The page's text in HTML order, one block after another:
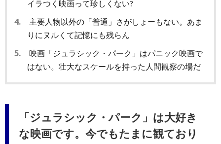
イラつく映画って珍しくない?
4.
主要人物以外の「普通」さがしょーもない。あま
りにヌルくて記憶にも残らん
5.
映画「ジュラシック・パーク」はパニック映画で
はない。壮大なスケールを持った人間観察の場だ
「ジュラシック・パーク」は大好き
な映画です。今でもたまに観ており